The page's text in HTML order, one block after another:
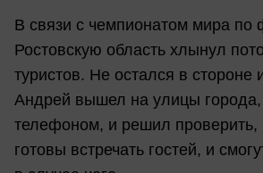
В связи с чемпионатом мира по
Ростовскую область хлынул
туристов. Не остался в стороне
Андрей вышел на улицы
телефоном, и решил проверить,
готовы встречать гостей, и